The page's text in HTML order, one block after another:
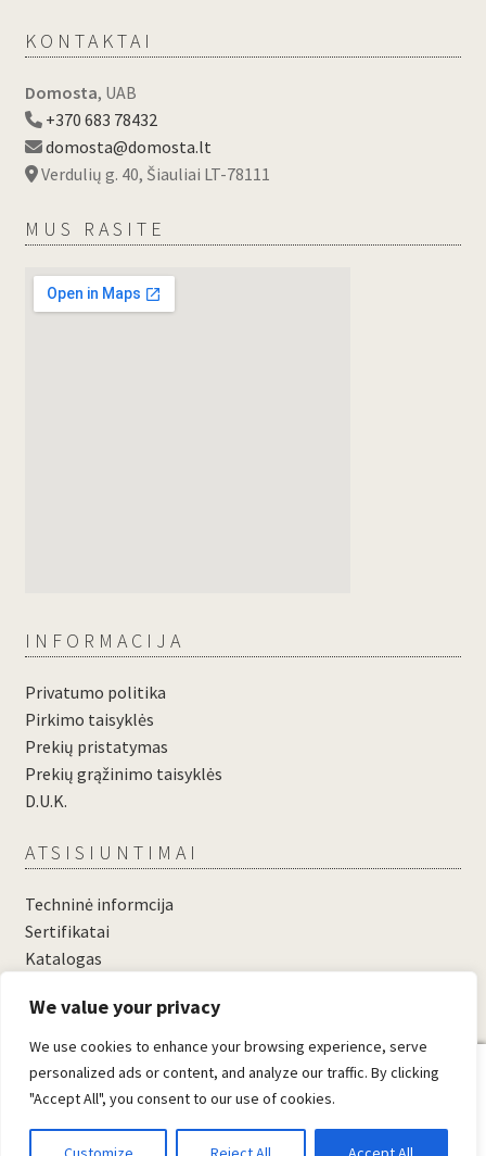
We value your privacy
We use cookies to enhance your browsing experience, serve
personalized ads or content, and analyze our traffic. By clicking
"Accept All", you consent to our use of cookies.
KONTAKTAI
Domosta, UAB
+370 683 78432
domosta@domosta.lt
Verdulių g. 40, Šiauliai LT-78111
MUS RASITE
INFORMACIJA
Privatumo politika
Pirkimo taisyklės
Prekių pristatymas
Prekių grąžinimo taisyklės
D.U.K.
ATSISIUNTIMAI
Techninė informcija
Sertifikatai
Katalogas
....
© Domosta.lt 2026
Sukūrė WooCommerce.
0